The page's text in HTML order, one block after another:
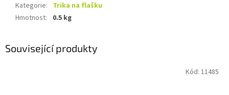
Kategorie: Trika na flašku
Hmotnost: 0.5 kg
Související produkty
Kód: 11485